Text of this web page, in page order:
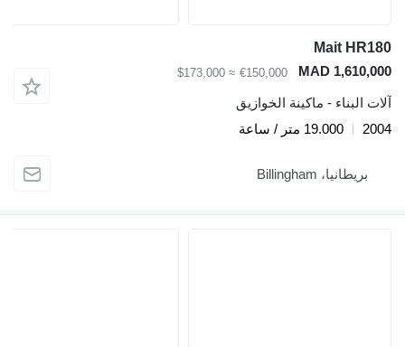
Mait HR180
MAD 1,610,000
€150,000
≈ $173,000
آلات البناء - ماكينة الخوازيق
2004
19.000 متر / ساعة
بريطانيا، Billingham